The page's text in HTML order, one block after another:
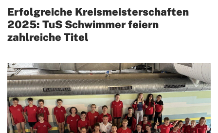
Erfolgreiche Kreismeisterschaften
2025: TuS Schwimmer feiern
zahlreiche Titel